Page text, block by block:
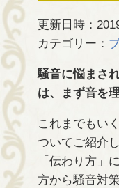
更新日時：
カテゴリー：
騒音に悩まさ
は、まず音を
これまでもい
ついてご紹介
「伝わり方」
方から騒音対